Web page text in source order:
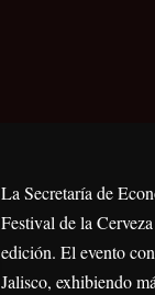
La Secretaría de
Festival de la
edición. El evento
Jalisco, exhibiendo